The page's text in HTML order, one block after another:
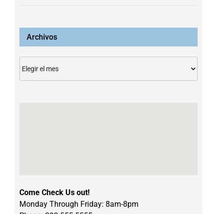
Archivos
Come Check Us out!
Monday Through Friday: 8am-8pm